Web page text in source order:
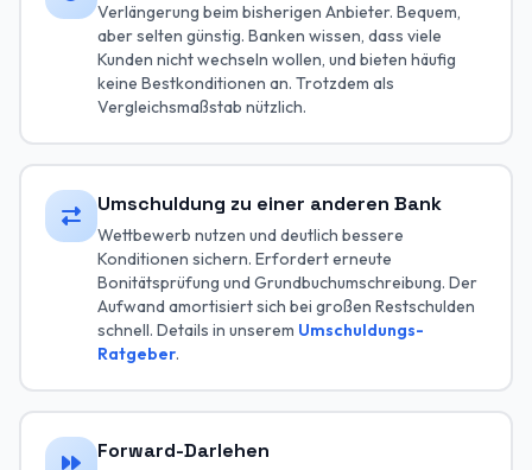
Verlängerung beim bisherigen Anbieter. Bequem,
aber selten günstig. Banken wissen, dass viele
Kunden nicht wechseln wollen, und bieten häufig
keine Bestkonditionen an. Trotzdem als
Vergleichsmaßstab nützlich.
Umschuldung zu einer anderen Bank
Wettbewerb nutzen und deutlich bessere
Konditionen sichern. Erfordert erneute
Bonitätsprüfung und Grundbuchumschreibung. Der
Aufwand amortisiert sich bei großen Restschulden
schnell. Details in unserem Umschuldungs-
Ratgeber.
Forward-Darlehen